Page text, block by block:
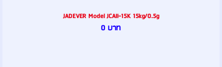
JADEVER Model JCAII-15K 15kg/0.5g
0 บาท